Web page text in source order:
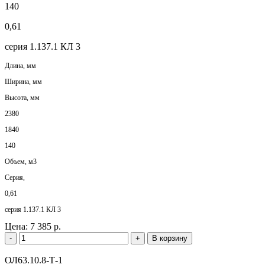
140
0,61
серия 1.137.1 КЛ 3
Длина, мм
Ширина, мм
Высота, мм
2380
1840
140
Объем, м3
Серия,
0,61
серия 1.137.1 КЛ 3
Цена: 7 385 р.
- + В корзину
ОЛ63.10.8-Т-1